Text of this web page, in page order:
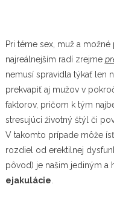
Pri téme sex, muž a
najreálnejším radí zrejme
nemusí spravidla týkať len
prekvapiť aj mužov v
faktorov, pričom k tým
stresujúci životný štýl či
V takomto prípade môže
rozdiel od erektilnej
pôvod) je našim jediným a
ejakulácie